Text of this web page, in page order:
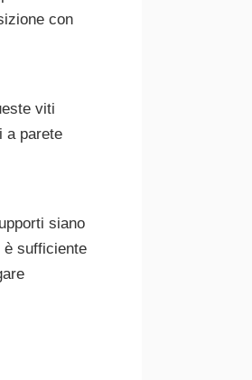
con
viti
a parete
siano
è sufficiente